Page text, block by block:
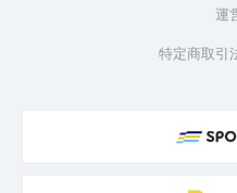
運
特定商取引